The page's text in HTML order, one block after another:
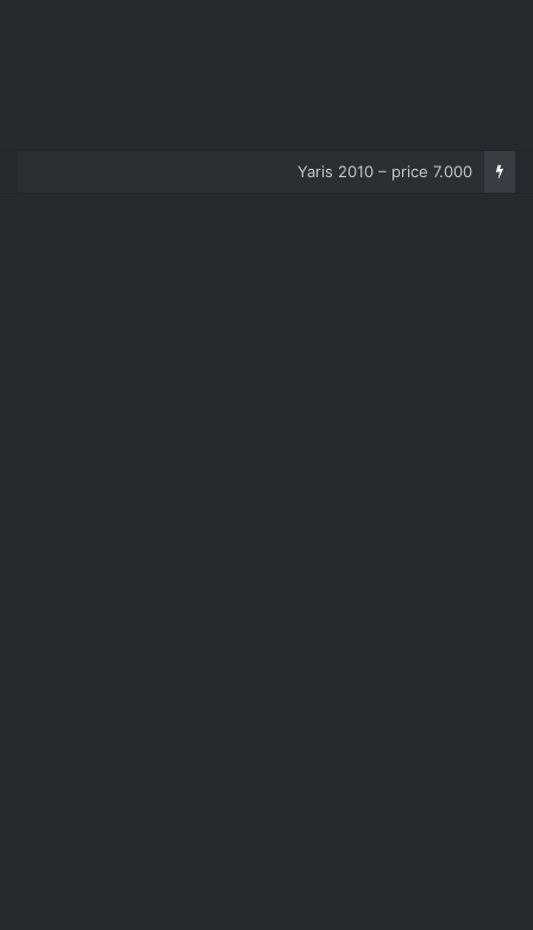
Corolla 2007 – price 5.000